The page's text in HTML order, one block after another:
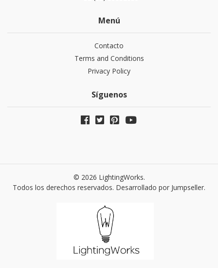
Menú
Contacto
Terms and Conditions
Privacy Policy
Síguenos
© 2026 LightingWorks.
Todos los derechos reservados. Desarrollado por Jumpseller.